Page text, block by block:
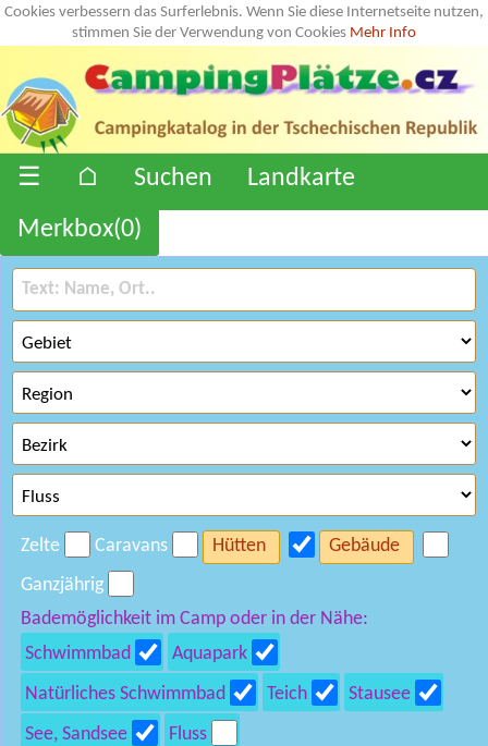
Cookies verbessern das Surferlebnis. Wenn Sie diese Internetseite nutzen,
stimmen Sie der Verwendung von Cookies Mehr Info
☰ ⌂ Suchen
Landkarte
Merkbox(0)
Zelte Caravans Hütten
Gebäude
Ganzjährig
Bademöglichkeit im Camp oder in der Nähe:
Schwimmbad
Aquapark
Natürliches Schwimmbad
Teich
Stausee
See, Sandsee
Fluss